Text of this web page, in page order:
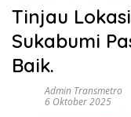
Tinjau
Sukabumi
Baik.
Admin Transmetro
6 Oktober 2025